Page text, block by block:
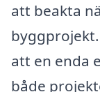
att beakta
att en enda
både